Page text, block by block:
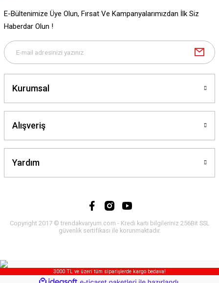
E-Bültenimize Üye Olun, Fırsat Ve Kampanyalarımızdan İlk Siz
Haberdar Olun !
Kurumsal
Alışveriş
Yardım
Copyright 2017 © trendakvaryum.com - Kredi kartı bilgileriniz 256Bit SSL
güvenlik sertifikası ile korunmaktadır.
3000 TL ve üzeri tüm siparişlerde kargo bedava!
ideasoft